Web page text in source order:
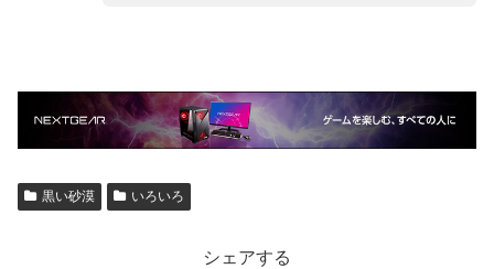
黒い砂漠 いろいろ
シェアする